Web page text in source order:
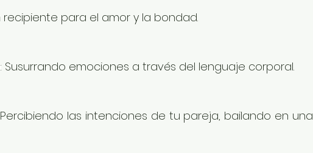
para el amor y la bondad.
emociones a través del lenguaje corporal.
las intenciones de tu pareja, bailando en una